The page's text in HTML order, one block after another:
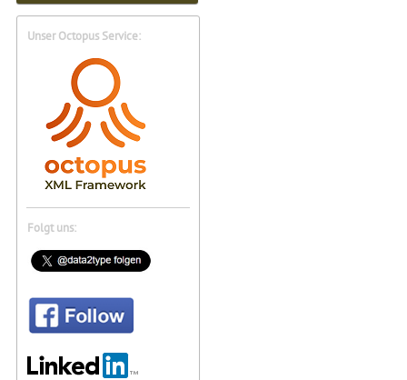
Unser Octopus Service:
Folgt uns: